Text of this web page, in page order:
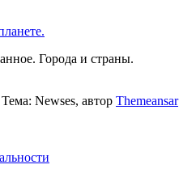
Города и страны.
Тема: Newses, автор Themeansar